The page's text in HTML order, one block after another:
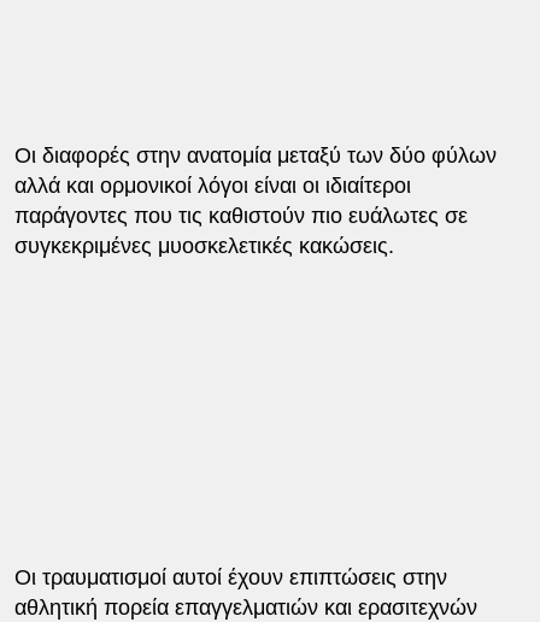
Οι διαφορές στην ανατομία μεταξύ των δύο φύλων
αλλά και ορμονικοί λόγοι είναι οι ιδιαίτεροι
παράγοντες που τις καθιστούν πιο ευάλωτες σε
συγκεκριμένες μυοσκελετικές κακώσεις.
Οι τραυματισμοί αυτοί έχουν επιπτώσεις στην
αθλητική πορεία επαγγελματιών και ερασιτεχνών